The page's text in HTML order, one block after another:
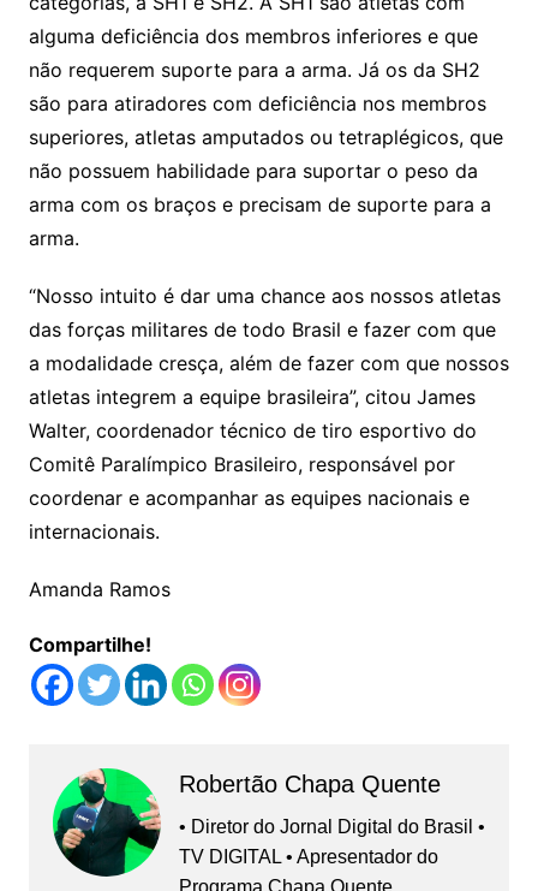
alguma deficiência dos membros inferiores e que
não requerem suporte para a arma. Já os da SH2
são para atiradores com deficiência nos membros
superiores, atletas amputados ou tetraplégicos, que
não possuem habilidade para suportar o peso da
arma com os braços e precisam de suporte para a
arma.
“Nosso intuito é dar uma chance aos nossos atletas
das forças militares de todo Brasil e fazer com que
a modalidade cresça, além de fazer com que nossos
atletas integrem a equipe brasileira”, citou James
Walter, coordenador técnico de tiro esportivo do
Comitê Paralímpico Brasileiro, responsável por
coordenar e acompanhar as equipes nacionais e
internacionais.
Amanda Ramos
Compartilhe!
Robertão Chapa Quente
• Diretor do Jornal Digital do Brasil •
TV DIGITAL • Apresentador do